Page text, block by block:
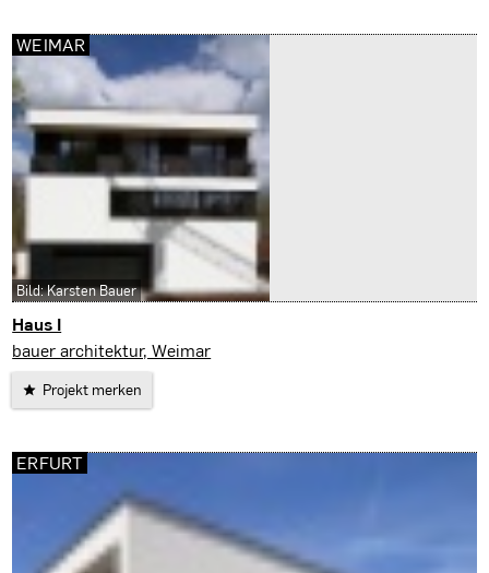
Haus I
Weimar
bauer architektur, Weimar
Projekt merken
WEIMAR
Bild: Karsten Bauer
ERFURT